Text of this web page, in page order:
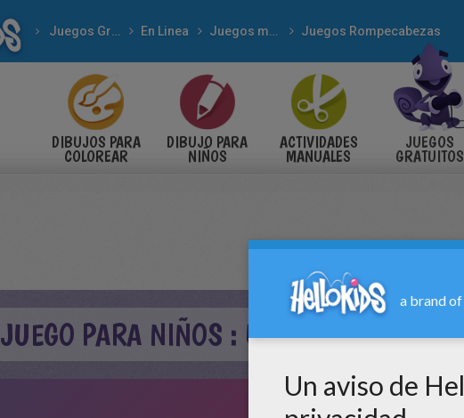
Juegos Gratuitos En Linea Juegos mentales Juegos Rompecabezas
DIBUJOS PARA
COLOREAR
DIBUJO PARA
NIÑOS
ACTIVIDADES
MANUALES
JUEGOS
GRATUITOS
JUEGO PARA NIÑOS : UNO HEROES